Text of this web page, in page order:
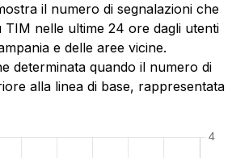
il numero di segnalazioni che
nelle ultime 24 ore dagli utenti
e delle aree vicine.
determinata quando il numero di
alla linea di base, rappresentata